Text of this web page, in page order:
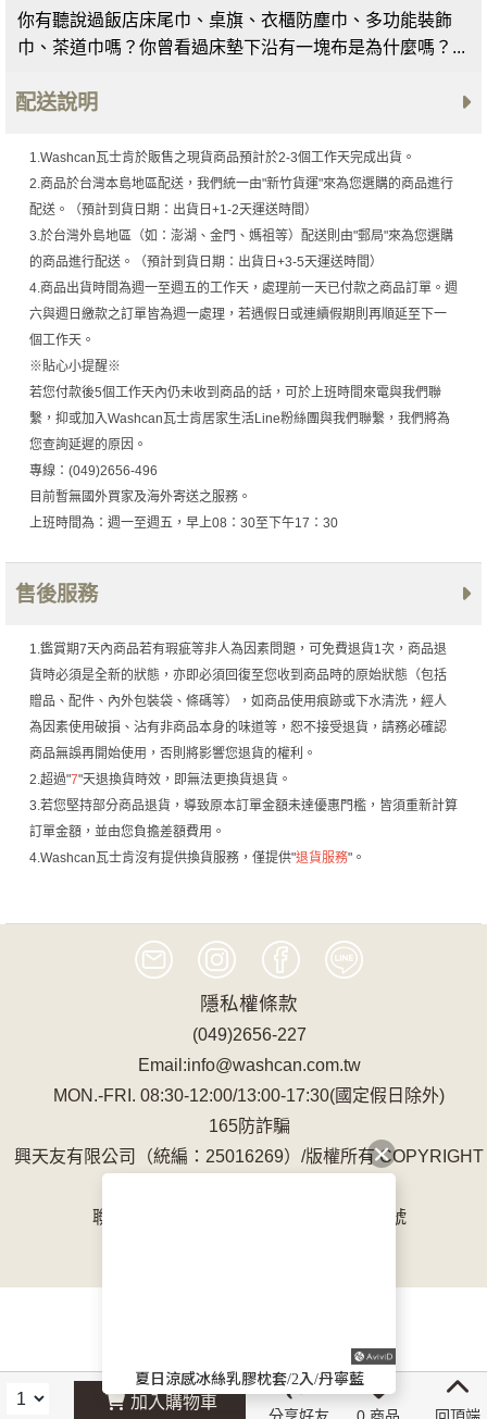
你有聽說過飯店床尾巾、桌旗、衣櫃防塵巾、多功能裝飾
巾、茶道巾嗎？你曾看過床墊下沿有一塊布是為什麼嗎？...
配送說明
1.Washcan瓦士肯於販售之現貨商品預計於2-3個工作天完成出貨。
2.商品於台灣本島地區配送，我們統一由"新竹貨運"來為您選購的商品進行
配送。（預計到貨日期：出貨日+1-2天運送時間）
3.於台灣外島地區（如：澎湖、金門、媽祖等）配送則由"郵局"來為您選購
的商品進行配送。（預計到貨日期：出貨日+3-5天運送時間）
4.商品出貨時間為週一至週五的工作天，處理前一天已付款之商品訂單。週
六與週日繳款之訂單皆為週一處理，若遇假日或連續假期則再順延至下一
個工作天。
※貼心小提醒※
若您付款後5個工作天內仍未收到商品的話，可於上班時間來電與我們聯
繫，抑或加入Washcan瓦士肯居家生活Line粉絲團與我們聯繫，我們將為
您查詢延遲的原因。
專線：(049)2656-496
目前暫無國外買家及海外寄送之服務。
上班時間為：週一至週五，早上08：30至下午17：30
售後服務
1.鑑賞期7天內商品若有瑕疵等非人為因素問題，可免費退貨1次，商品退
貨時必須是全新的狀態，亦即必須回復至您收到商品時的原始狀態（包括
贈品、配件、內外包裝袋、條碼等），如商品使用痕跡或下水清洗，經人
為因素使用破損、沾有非商品本身的味道等，恕不接受退貨，請務必確認
商品無誤再開始使用，否則將影響您退貨的權利。
2.超過"7"天退換貨時效，即無法更換貨退貨。
3.若您堅持部分商品退貨，導致原本訂單金額未達優惠門檻，皆須重新計算
訂單金額，並由您負擔差額費用。
4.Washcan瓦士肯沒有提供換貨服務，僅提供"退貨服務"。
隱私權條款
(049)2656-227
Email:info@washcan.com.tw
MON.-FRI. 08:30-12:00/13:00-17:30(國定假日除外)
165防詐騙
興天友有限公司（統編：25016269）/版權所有 COPYRIGHT
聯繫地址:南投縣竹山鎮延祥路277巷10號
加入購物車
回頂端
0 商品
分享好友
夏日涼感冰絲乳膠枕套/2入/丹寧藍